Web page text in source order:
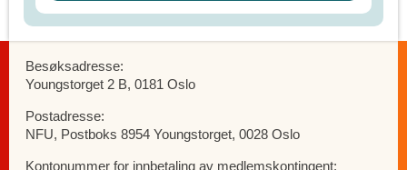
Besøksadresse:
Youngstorget 2 B, 0181 Oslo
Postadresse:
NFU, Postboks 8954 Youngstorget, 0028 Oslo
Kontonummer for innbetaling av medlemskontingent: